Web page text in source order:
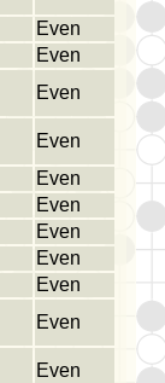
Even
Even
Even
Even
Even
Even
Even
Even
Even
Even
Even